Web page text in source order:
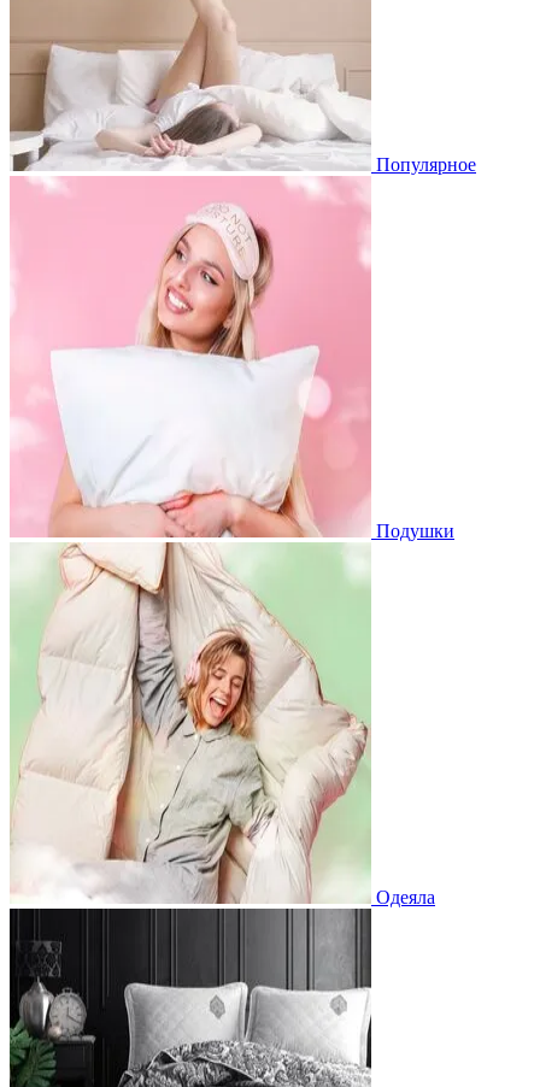
Популярное
Подушки
Одеяла